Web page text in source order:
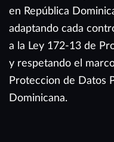
en República
adaptando cada
a la Ley 172-13 de
y respetando el
Proteccion de Datos
Dominicana.